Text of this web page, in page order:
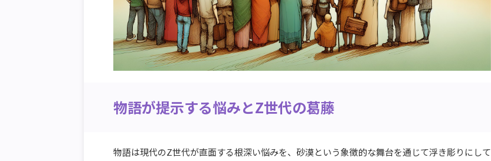
物語が提示する悩みとZ世代の葛藤
物語は現代のZ世代が直面する根深い悩みを、砂漠という象徴的な舞台を通じて浮き彫りにして